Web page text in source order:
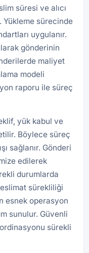
süresi ve alıcı
Yükleme sürecinde
uygulanır.
gönderinin
maliyet
modeli
raporu ile süreç
yük kabul ve
Böylece süreç
sağlanır. Gönderi
edilerek
durumlarda
sürekliliği
esnek operasyon
sunulur. Güvenli
sürekli